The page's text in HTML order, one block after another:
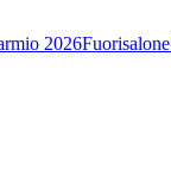
2026